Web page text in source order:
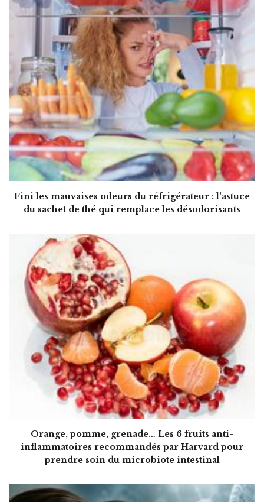
Fini les mauvaises odeurs du réfrigérateur : l'astuce
du sachet de thé qui remplace les désodorisants
Orange, pomme, grenade… Les 6 fruits anti-
inflammatoires recommandés par Harvard pour
prendre soin du microbiote intestinal